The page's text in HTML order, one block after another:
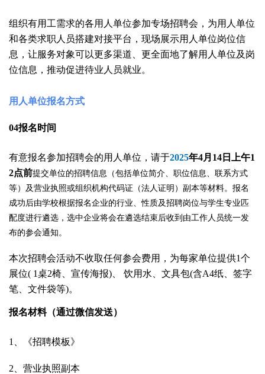
组织有用工需求的各用人单位参加专场招聘会，为用人单位
和各类求职人员搭建对接平台，现场展示用人单位岗位信
息，让服务对象可以更多渠道、更全面地了解用人单位及岗
位信息，推动促进待业人员就业。
用人单位报名方式
04报名时间
有意报名参加招聘会的用人单位，请于2025年4月 14 日上午1
2点前提交单位的招聘信息（包括单位简介、职位信息、联系方式
等）及营业执照或组织机构代码证（法人证明）副本等材料。报名
成功后由学校根据报名企业的行业、性质及招聘岗位与学生专业匹
配度进行遴选，选中企业将会在遴选结束后收到由工作人员统一发
布的参会通知。
本次招聘会活动不收取任何参会费用，为每家单位提供1个
展位( 1桌2椅、宣传海报) 、 饮用水、文具包(含A4纸、签字
笔、文件袋等)。
报名材料（通过微信发送）
1 、《招聘模板》
2 、营业执照副本